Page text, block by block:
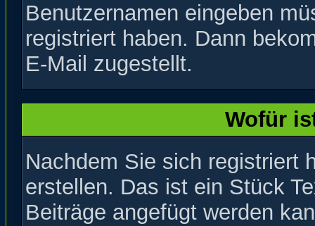
Benutzernamen eingeben
registriert haben. Dann
E-Mail zugestellt.
Wofür
Nachdem Sie sich registriert
erstellen. Das ist ein Stück
Beiträge angefügt werden